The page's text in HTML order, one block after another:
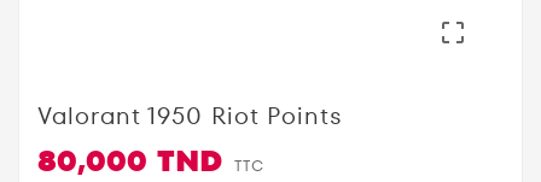

Valorant 1950 Riot Points
80,000 TND TTC